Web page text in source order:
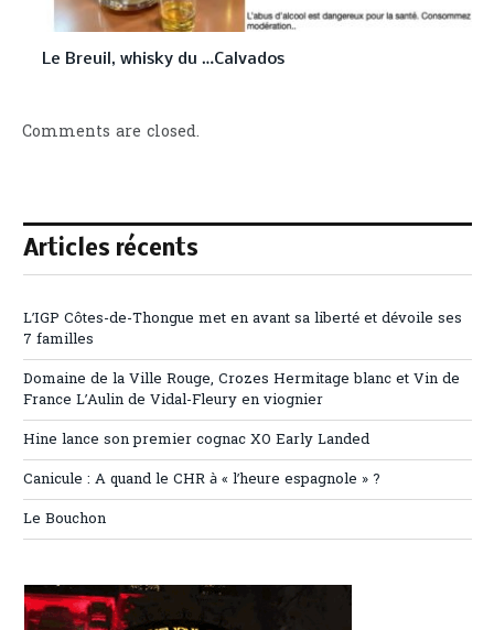
Le Breuil, whisky du …Calvados
Comments are closed.
Articles récents
L’IGP Côtes-de-Thongue met en avant sa liberté et dévoile ses
7 familles
Domaine de la Ville Rouge, Crozes Hermitage blanc et Vin de
France L’Aulin de Vidal-Fleury en viognier
Hine lance son premier cognac XO Early Landed
Canicule : A quand le CHR à « l’heure espagnole » ?
Le Bouchon